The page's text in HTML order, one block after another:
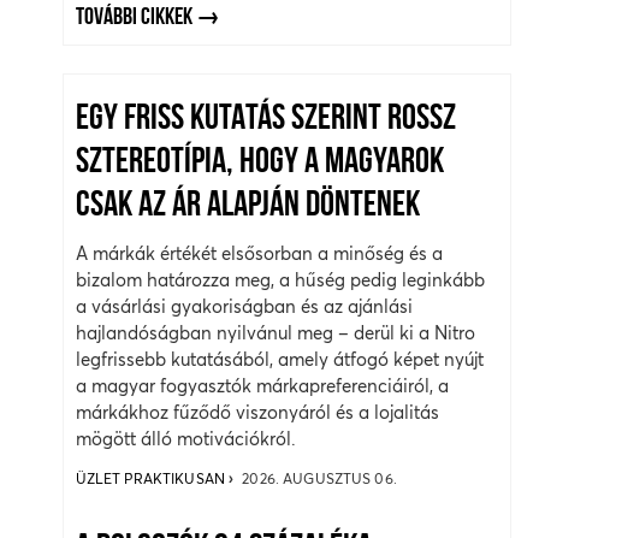
TOVÁBBI CIKKEK
EGY FRISS KUTATÁS SZERINT ROSSZ
SZTEREOTÍPIA, HOGY A MAGYAROK
CSAK AZ ÁR ALAPJÁN DÖNTENEK
A márkák értékét elsősorban a minőség és a
bizalom határozza meg, a hűség pedig leginkább
a vásárlási gyakoriságban és az ajánlási
hajlandóságban nyilvánul meg – derül ki a Nitro
legfrissebb kutatásából, amely átfogó képet nyújt
a magyar fogyasztók márkapreferenciáiról, a
márkákhoz fűződő viszonyáról és a lojalitás
mögött álló motivációkról.
ÜZLET PRAKTIKUSAN 2026. AUGUSZTUS 06.